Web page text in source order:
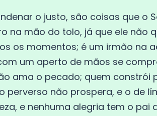
o justo, são coisas que o
na mão do tolo, já que ele não
os momentos; é um irmão na
um aperto de mãos se
ama o pecado; quem
perverso não prospera, e o de
e nenhuma alegria tem o pai